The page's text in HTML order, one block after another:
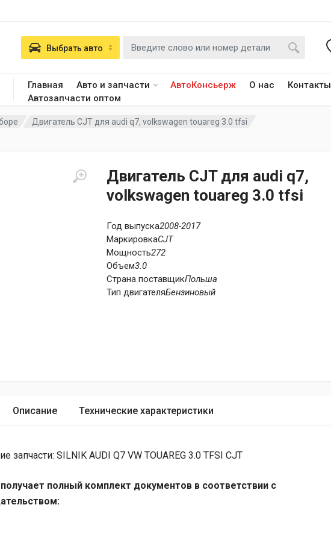
Главная Авто и запчасти АвтоКонсьерж О нас
Контакты
Автозапчасти оптом
Выбрать авто
Двигатель CJT для audi q7, volkswagen touareg 3.0 tfsi
Двигатель CJT для audi q7,
volkswagen touareg 3.0 tfsi
Год выпуска2008-2017
МаркировкаCJT
Мощность272
Объем3.0
Страна поставщикПольша
Тип двигателяБензиновый
Описание Технические характеристики
запчасти: SILNIK AUDI Q7 VW TOUAREG 3.0 TFSI CJT
полный комплект документов в соответствии с